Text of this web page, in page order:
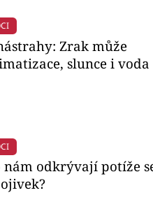
Zrak může
slunce i voda
nám odkrývají potíže